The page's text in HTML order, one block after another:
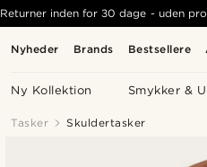
Nyheder Brands Bestsellere
Ny Kollektion Smykker &
Returner inden for 30 dage - uden
Tasker Skuldertasker